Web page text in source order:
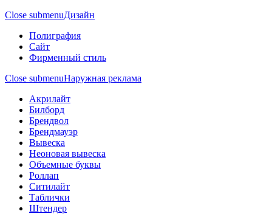
Close submenuДизайн
Полиграфия
Сайт
Фирменный стиль
Close submenuНаружная реклама
Акрилайт
Билборд
Брендвол
Брендмауэр
Вывеска
Неоновая вывеска
Объемные буквы
Роллап
Ситилайт
Таблички
Штендер